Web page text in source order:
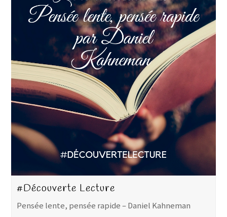
#Découverte Lecture
Pensée lente, pensée rapide – Daniel Kahneman